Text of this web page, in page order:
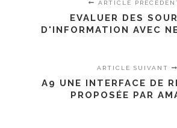
ARTICLE
EVALUER DES
D'INFORMATION AVEC
ARTICLE SUIVANT
A9 UNE INTERFACE DE
PROPOSÉE PAR